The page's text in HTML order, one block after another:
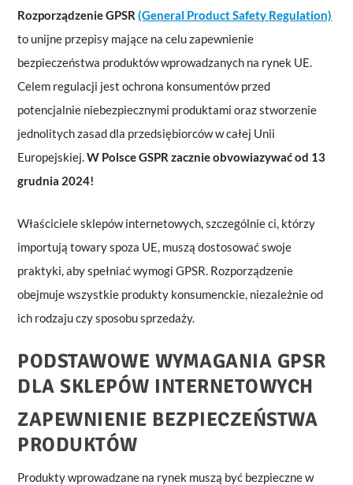
Rozporządzenie GPSR (General Product Safety Regulation)
to unijne przepisy mające na celu zapewnienie
bezpieczeństwa produktów wprowadzanych na rynek UE.
Celem regulacji jest ochrona konsumentów przed
potencjalnie niebezpiecznymi produktami oraz stworzenie
jednolitych zasad dla przedsiębiorców w całej Unii
Europejskiej.W Polsce GSPR zacznie obvowiazywać od 13
grudnia 2024!
Właściciele sklepów internetowych, szczególnie ci, którzy
importują towary spoza UE, muszą dostosować swoje
praktyki, aby spełniać wymogi GPSR. Rozporządzenie
obejmuje wszystkie produkty konsumenckie, niezależnie od
ich rodzaju czy sposobu sprzedaży.
PODSTAWOWE WYMAGANIA GPSR
DLA SKLEPÓW INTERNETOWYCH
ZAPEWNIENIE BEZPIECZEŃSTWA
PRODUKTÓW
Produkty wprowadzane na rynek muszą być bezpieczne w